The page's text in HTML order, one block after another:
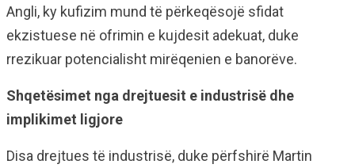
Angli, ky kufizim mund të përkeqësojë sfidat
ekzistuese në ofrimin e kujdesit adekuat, duke
rrezikuar potencialisht mirëqenien e banorëve.
Shqetësimet nga drejtuesit e industrisë dhe
implikimet ligjore
Disa drejtues të industrisë, duke përfshirë Martin